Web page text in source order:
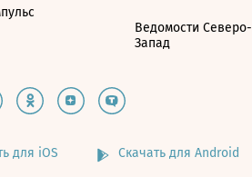
Ведомости Северо-
Запад
для iOS Скачать для Android